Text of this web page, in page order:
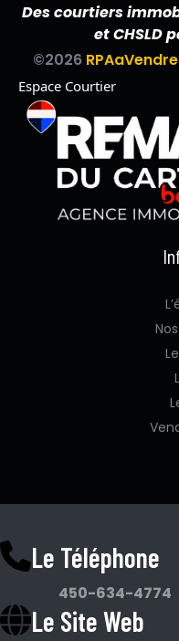
Des courtiers
et CHSLD
©2026
Espace Courtier
Le Téléphone
450-634-4774
Le Site Web